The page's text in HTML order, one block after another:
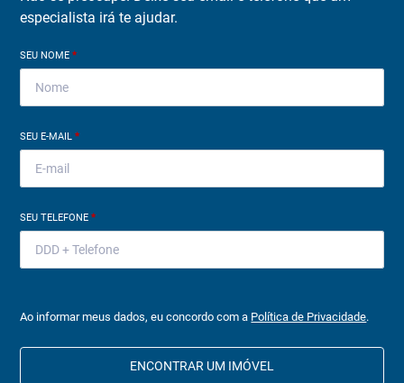
especialista irá te ajudar.
SEU NOME*
SEU E-MAIL*
SEU TELEFONE*
Ao informar meus dados, eu concordo com a Política de Privacidade.
ENCONTRAR UM IMÓVEL